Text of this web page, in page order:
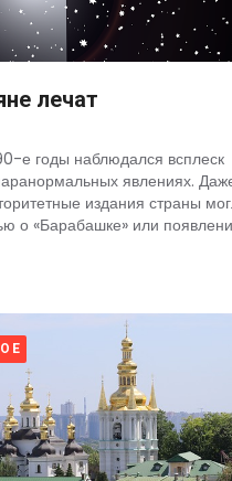
лечат
е годы наблюдался всплеск
явлениях.
издания страны
о «Барабашке» или